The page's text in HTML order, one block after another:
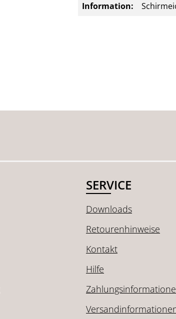
Information:
SERVICE
Downloads
Retourenhinweise
Kontakt
Hilfe